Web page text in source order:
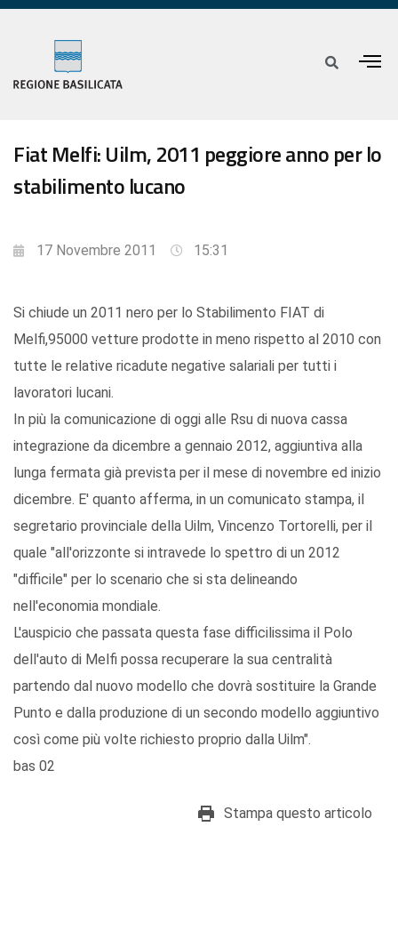
Fiat Melfi: Uilm, 2011 peggiore anno per lo
stabilimento lucano
17 Novembre 2011 15:31
Si chiude un 2011 nero per lo Stabilimento FIAT di
Melfi,95000 vetture prodotte in meno rispetto al 2010 con
tutte le relative ricadute negative salariali per tutti i
lavoratori lucani.
In più la comunicazione di oggi alle Rsu di nuova cassa
integrazione da dicembre a gennaio 2012, aggiuntiva alla
lunga fermata già prevista per il mese di novembre ed inizio
dicembre. E' quanto afferma, in un comunicato stampa, il
segretario provinciale della Uilm, Vincenzo Tortorelli, per il
quale "all'orizzonte si intravede lo spettro di un 2012
"difficile" per lo scenario che si sta delineando
nell'economia mondiale.
L'auspicio che passata questa fase difficilissima il Polo
dell'auto di Melfi possa recuperare la sua centralità
partendo dal nuovo modello che dovrà sostituire la Grande
Punto e dalla produzione di un secondo modello aggiuntivo
così come più volte richiesto proprio dalla Uilm".
bas 02
Stampa questo articolo